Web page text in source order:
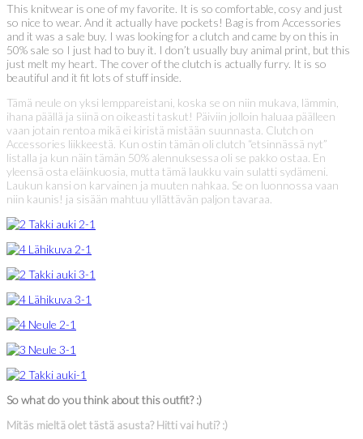
This knitwear is one of my favorite. It is so comfortable, cosy and just
so nice to wear. And it actually have pockets! Bag is from Accessories
and it was a sale buy. I was looking for a clutch and came by on this in
50% sale so I just had to buy it. I don’t usually buy animal print, but this
just melt my heart. The cover of the clutch is actually furry. It is so
beautiful and it fit lots of stuff inside.
Tämä neule on yksi lemppareistani, koska se on niin mukava, lämmin,
ihana päällä ja siinä on oikeasti taskut! Päiviin jolloin haluaa päälleen
vaan jotain rentoa mikä ei kiristä mistään suunnasta. Clutch on
Accessories liikkeestä. Kun ostin tämän oli clutch “etsinnässä nyt”
listalla ja kun näin tämän 50% alennuksessa oli se pakko ostaa. En
yleensä osta eläinkuosia, mutta tämä laukku vain sulatti sydämeni.
Laukun kansi on karvainen ja muuten nahkaa. Se on luonnossa vaan
niin kaunis! ja sisään mahtuu yllättävän paljon tavaraa.
So what do you think about this outfit? :)
Mitäs mieltä olet tästä asusta? Hitti vai huti? :)